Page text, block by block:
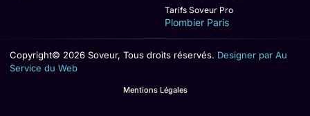
Tarifs Soveur Pro
Plombier Paris
Copyright© 2026 Soveur, Tous droits réservés. Designer par Au
Service du Web
Mentions Légales